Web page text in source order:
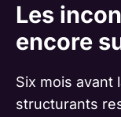
Les
encore
Six mois avant
structurants